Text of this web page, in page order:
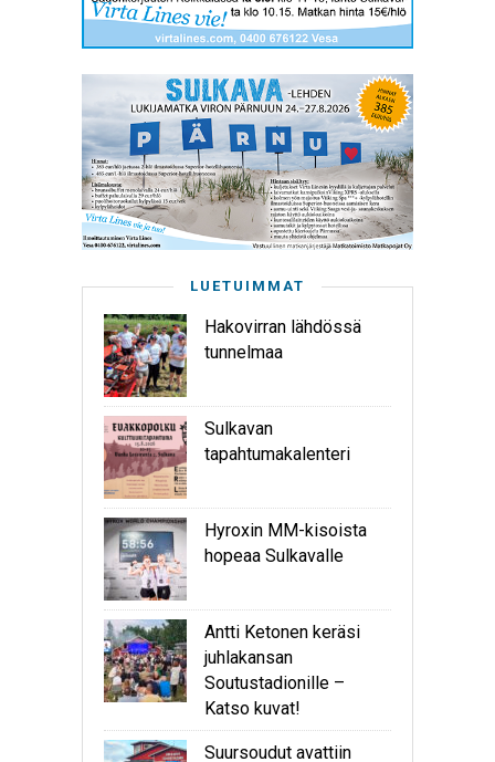
LUETUIMMAT
Hakovirran lähdössä
tunnelmaa
Sulkavan
tapahtumakalenteri
Hyroxin MM-kisoista
hopeaa Sulkavalle
Antti Ketonen keräsi
juhlakansan
Soutustadionille –
Katso kuvat!
Suursoudut avattiin